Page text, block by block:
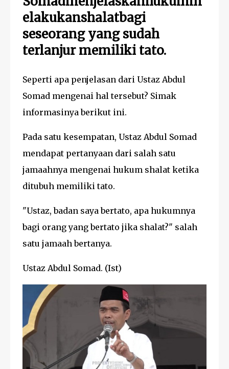
elakukanshalatbagi
seseorang yang sudah
terlanjur memiliki tato.
Seperti apa penjelasan dari Ustaz Abdul
Somad mengenai hal tersebut? Simak
informasinya berikut ini.
Pada satu kesempatan, Ustaz Abdul Somad
mendapat pertanyaan dari salah satu
jamaahnya mengenai hukum shalat ketika
ditubuh memiliki tato.
"Ustaz, badan saya bertato, apa hukumnya
bagi orang yang bertato jika shalat?" salah
satu jamaah bertanya.
Ustaz Abdul Somad. (Ist)